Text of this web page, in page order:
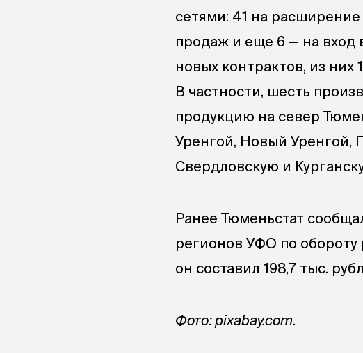
сетями: 41 на
продаж и еще 6 — на вход
новых контрактов, из них
В частности, шесть
продукцию на север
Уренгой, Новый Уренгой,
Свердловскую и
Ранее Тюменьстат
регионов УФО по обороту
он составил 198,7 тыс.
Фото: pixabay.com.